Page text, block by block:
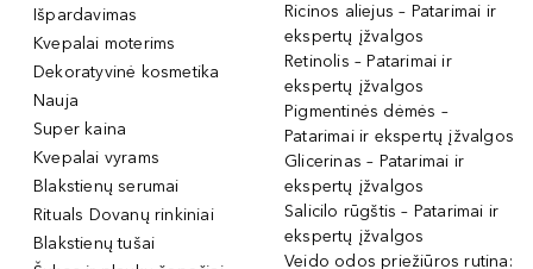
Išpardavimas
Kvepalai moterims
Dekoratyvinė kosmetika
Nauja
Super kaina
Kvepalai vyrams
Blakstienų serumai
Rituals Dovanų rinkiniai
Blakstienų tušai
Ricinos aliejus – Patarimai ir
ekspertų įžvalgos
Retinolis – Patarimai ir
ekspertų įžvalgos
Pigmentinės dėmės –
Patarimai ir ekspertų įžvalgos
Glicerinas – Patarimai ir
ekspertų įžvalgos
Salicilo rūgštis – Patarimai ir
ekspertų įžvalgos
Veido odos priežiūros rutina: